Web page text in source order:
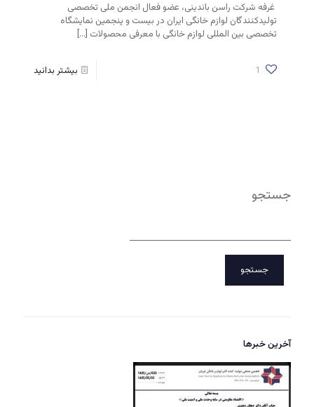
غرفه شرکت راسن باندینی، عضو فعال انجمن ملی تخصصی
تولیدکنندگان لوازم خانگی ایران در بیست و پنجمین نمایشگاه
تخصصی بین المللی لوازم خانگی با معرفی محصولات […]
1 بیشتر بدانید
جستجو
جستجو
آخرین خبرها